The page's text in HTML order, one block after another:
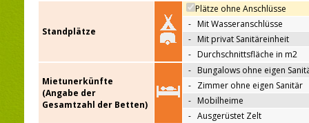
Standplätze
Plätze ohne Anschlüsse
- Mit Wasseranschlüsse
- Mit privat Sanitäreinheit
- Durchschnittsfläche in m2
Mietunerkünfte
(Angabe der
Gesamtzahl der Betten)
- Bungalows ohne eigen
- Zimmer ohne eigen Sanitär
- Mobilheime
- Ausgerüstet Zelt